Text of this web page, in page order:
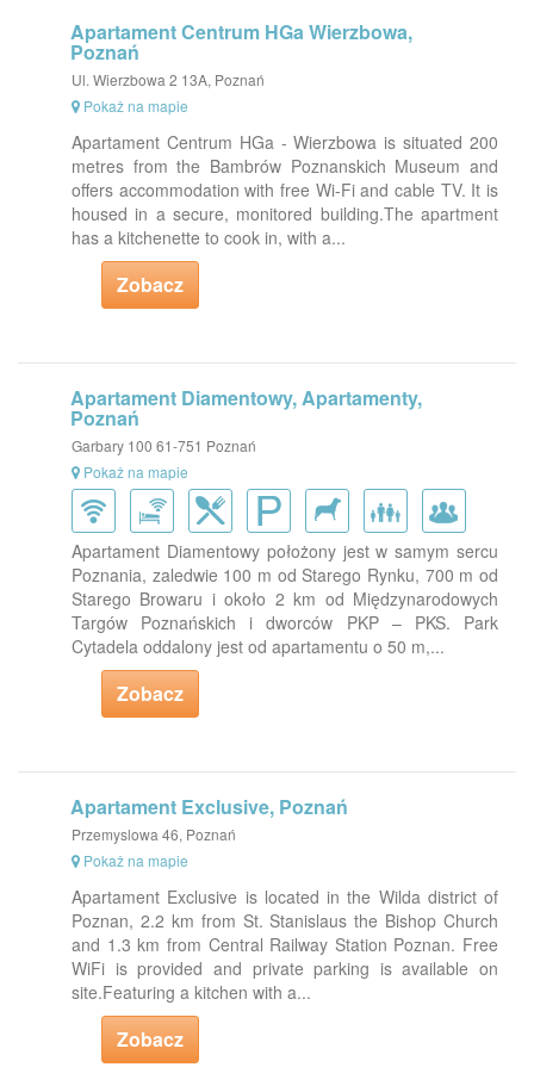
Apartament Centrum HGa Wierzbowa,
Poznań
Ul. Wierzbowa 2 13A, Poznań
Pokaż na mapie
Apartament Centrum HGa - Wierzbowa is situated 200
metres from the Bambrów Poznanskich Museum and
offers accommodation with free Wi-Fi and cable TV. It is
housed in a secure, monitored building.The apartment
has a kitchenette to cook in, with a...
Zobacz
Apartament Diamentowy, Apartamenty,
Poznań
Garbary 100 61-751 Poznań
Pokaż na mapie
Apartament Diamentowy położony jest w samym sercu
Poznania, zaledwie 100 m od Starego Rynku, 700 m od
Starego Browaru i około 2 km od Międzynarodowych
Targów Poznańskich i dworców PKP – PKS. Park
Cytadela oddalony jest od apartamentu o 50 m,...
Zobacz
Apartament Exclusive, Poznań
Przemyslowa 46, Poznań
Pokaż na mapie
Apartament Exclusive is located in the Wilda district of
Poznan, 2.2 km from St. Stanislaus the Bishop Church
and 1.3 km from Central Railway Station Poznan. Free
WiFi is provided and private parking is available on
site.Featuring a kitchen with a...
Zobacz